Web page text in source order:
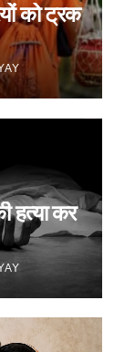
को ट्रक
हत्या कर